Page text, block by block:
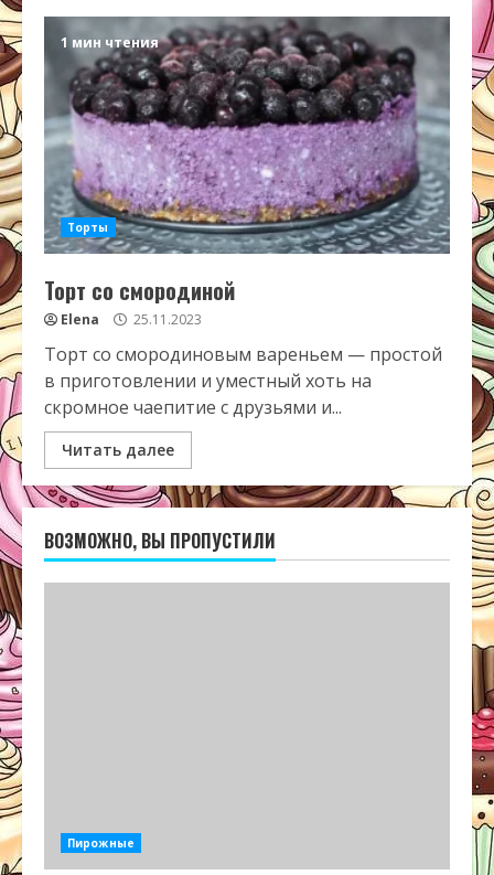
1 мин чтения
Торты
Торт со смородиной
Elena 25.11.2023
Торт со смородиновым вареньем — простой
в приготовлении и уместный хоть на
скромное чаепитие с друзьями и...
Читать далее
ВОЗМОЖНО, ВЫ ПРОПУСТИЛИ
Пирожные